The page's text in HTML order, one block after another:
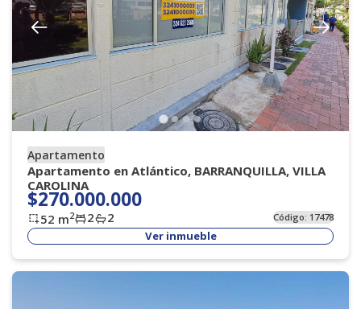
Apartamento
Apartamento en Atlántico, BARRANQUILLA, VILLA
CAROLINA
$270.000.000
52 m2 2 2 Código: 17478
Ver inmueble